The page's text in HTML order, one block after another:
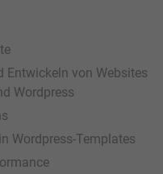
Entwickeln von Websites
Wordpress
Wordpress-Templates